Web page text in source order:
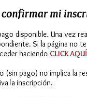
confirmar mi
disponible. Una vez
Si la página no
haciendo CLICK AQUÍ
(sin pago) no implica la
la inscripción.